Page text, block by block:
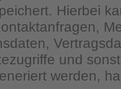
Hierbei
und
werden,